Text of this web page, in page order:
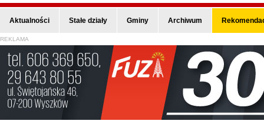
Aktualności Stałe działy Gminy Archiwum
REKLAMA